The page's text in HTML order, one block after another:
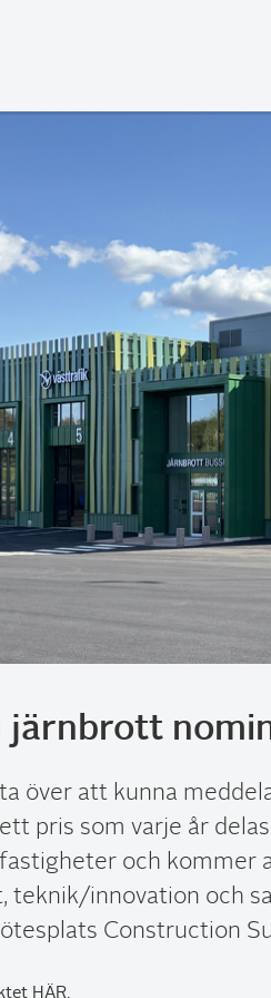
järnbrott
över att kunna
pris som varje år
och kommer
innovation och
Construction
HÄR.